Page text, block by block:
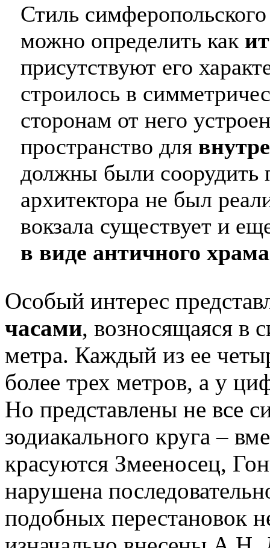
Стиль
можно определить как
присутствуют его
строилось в
сторонам от него
пространство для
должны были соорудить
архитектора не был
вокзала существует и
в виде античного храма
Особый интерес
часами, возносящаяся в
метра. Каждый из ее
более трех метров, а у
Но представлены не все
зодиакального круга –
красуются Змееносец,
нарушена
подобных перестановок